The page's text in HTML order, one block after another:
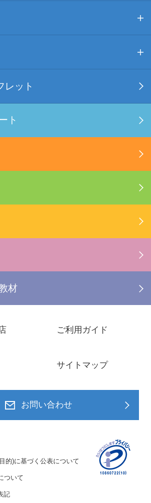
レット
ト
材
ご利用ガイド
サイトマップ
お問い合わせ
的)に基づく公表について
ついて
記